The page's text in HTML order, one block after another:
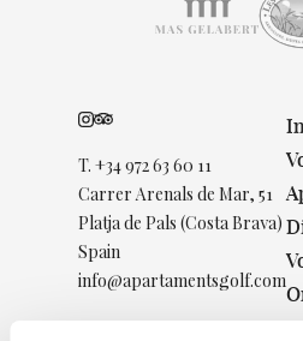
T. +34 972 63 60 11
Carrer Arenals de Mar, 51
Platja de Pals (Costa Brava)
Spain
info@apartamentsgolf.com